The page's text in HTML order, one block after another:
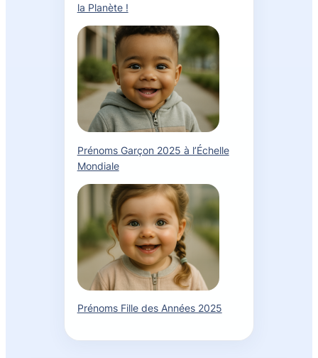
la Planète !
Prénoms Garçon 2025 à l’Échelle
Mondiale
Prénoms Fille des Années 2025